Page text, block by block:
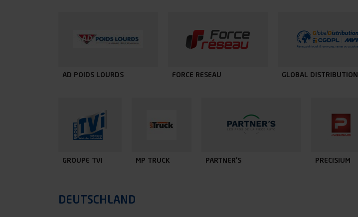
AD POIDS LOURDS FORCE RESEAU GLOBAL DISTRIBUTION
GROUPE TVI MP TRUCK PARTNER'S PRECISIUM
DEUTSCHLAND